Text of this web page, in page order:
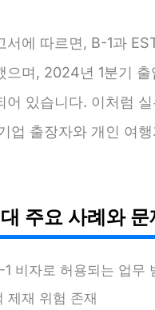
서에 따르면, B-1과
으며, 2024년 1분기
어 있습니다. 이처럼
업 출장자와 개인 여
주요 사례와 문
1 비자로 허용되는 업무
제재 위험 존재